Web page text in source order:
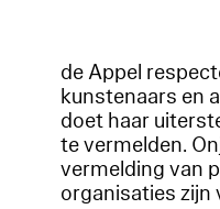
de Appel
kunstenaars en
doet haar
te vermelden.
vermelding van
organisaties zijn